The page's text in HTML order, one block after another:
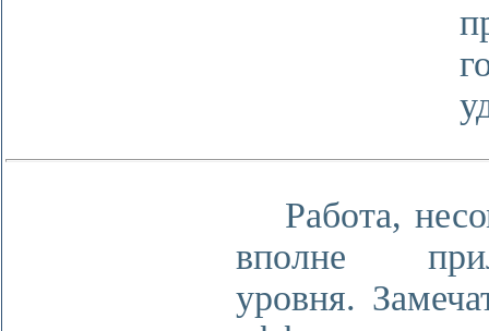
Работа,
вполне
уровня.